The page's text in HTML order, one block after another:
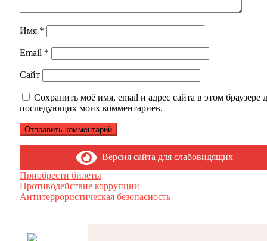
Имя *
Email *
Сайт
Сохранить моё имя, email и адрес сайта в этом браузере
последующих моих комментариев.
Версия сайта для слабовидящих
Приобрести билеты
Противодействие коррупции
Антитеррористическая безопасность